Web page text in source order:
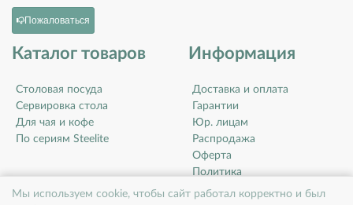
Мы используем cookie, чтобы сайт работал корректно и был
Пожаловаться
Каталог товаров
Столовая посуда
Сервировка стола
Для чая и кофе
По сериям Steelite
Информация
Доставка и оплата
Гарантии
Юр. лицам
Распродажа
Оферта
Политика
конфиденциальности